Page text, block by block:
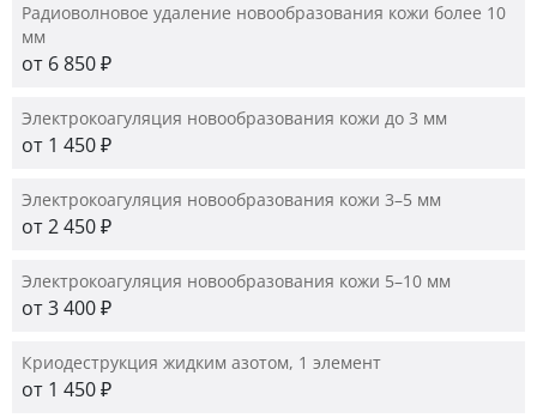
Радиоволновое удаление новообразования кожи более 10
мм
от 6 850 ₽
Электрокоагуляция новообразования кожи до 3 мм
от 1 450 ₽
Электрокоагуляция новообразования кожи 3–5 мм
от 2 450 ₽
Электрокоагуляция новообразования кожи 5–10 мм
от 3 400 ₽
Криодеструкция жидким азотом, 1 элемент
от 1 450 ₽